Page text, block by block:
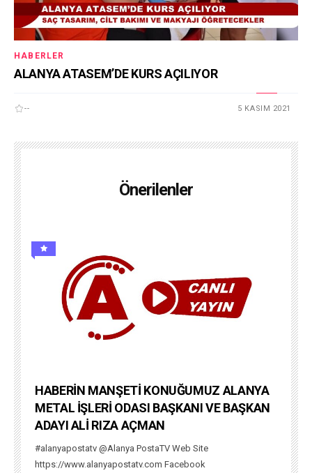
HABERLER
ALANYA ATASEM’DE KURS AÇILIYOR
-- 5 KASIM 2021
Önerilenler
HABERİN MANŞETİ KONUĞUMUZ ALANYA
METAL İŞLERİ ODASI BAŞKANI VE BAŞKAN
ADAYI ALİ RIZA AÇMAN
#alanyapostatv @Alanya PostaTV Web Site
https://www.alanyapostatv.com Facebook